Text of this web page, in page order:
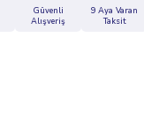
Güvenli
Alışveriş
9 Aya Varan
Taksit